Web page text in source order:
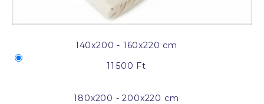
140x200 - 160x220 cm
11 500 Ft
180x200 - 200x220 cm